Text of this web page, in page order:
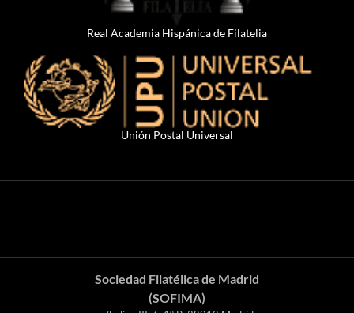
Real Academia Hispánica de Filatelia
Unión Postal Universal
Sociedad Filatélica de Madrid
(SOFIMA)